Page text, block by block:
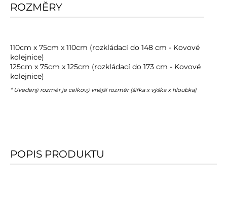
ROZMĚRY
110cm x 75cm x 110cm (rozkládací do 148 cm - Kovové
kolejnice)
125cm x 75cm x 125cm (rozkládací do 173 cm - Kovové
kolejnice)
* Uvedený rozměr je celkový vnější rozměr (šířka x výška x hloubka)
POPIS PRODUKTU